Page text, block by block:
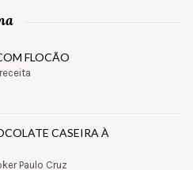
FLOCÃO
CASEIRA À
Paulo Cruz